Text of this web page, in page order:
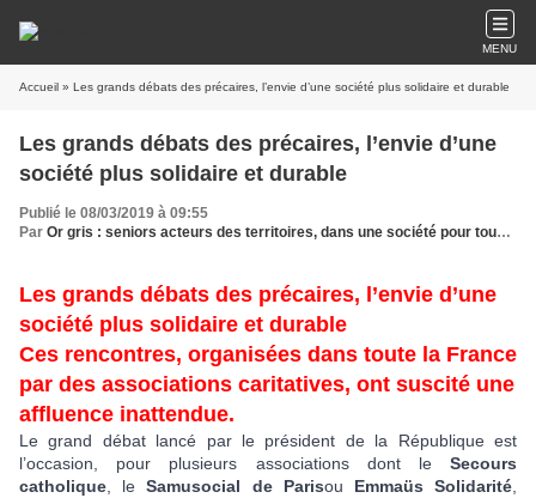
MENU
Accueil » Les grands débats des précaires, l’envie d’une société plus solidaire et durable
Les grands débats des précaires, l’envie d’une
société plus solidaire et durable
Publié le 08/03/2019 à 09:55
Par Or gris : seniors acteurs des territoires, dans une société pour tous les âges
Les grands débats des précaires, l’envie d’une
société plus solidaire et durable
Ces rencontres, organisées dans toute la France
par des associations caritatives, ont suscité une
affluence inattendue.
Le grand débat lancé par le président de la République est
l’occasion, pour plusieurs associations dont le Secours
catholique , leSamusocial de Parisou Emmaüs Solidarité